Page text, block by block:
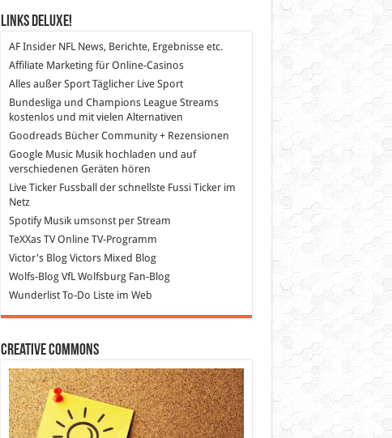
Links DeLuXe!
AF InsiderNFL News, Berichte, Ergebnisse etc.
Affiliate Marketingfür Online-Casinos
Alles außer SportTäglicher Live Sport
Bundesliga und Champions League Streams
kostenlos und mit vielen Alternativen
GoodreadsBücher Community + Rezensionen
Google MusicMusik hochladen und auf
verschiedenen Geräten hören
Live Ticker Fussball
der schnellste Fussi Ticker im
Netz
SpotifyMusik umsonst per Stream
TeXXas TVOnline TV-Programm
Victor's BlogVictors Mixed Blog
Wolfs-BlogVfL Wolfsburg Fan-Blog
WunderlistTo-Do Liste im Web
Creative Commons